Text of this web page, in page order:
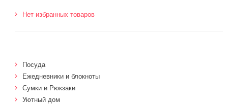
Нет избранных товаров
Посуда
Ежедневники и блокноты
Сумки и Рюкзаки
Уютный дом